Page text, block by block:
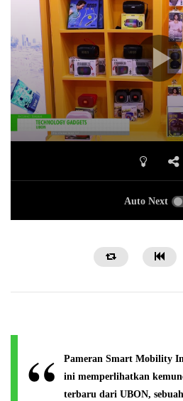
Auto Next
Pameran Smart Mobility
ini memperlihatkan
terbaru dari UBON,